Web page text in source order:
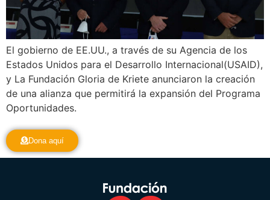
El gobierno de EE.UU., a través de su Agencia de los
Estados Unidos para el Desarrollo Internacional(USAID),
y La Fundación Gloria de Kriete anunciaron la creación
de una alianza que permitirá la expansión del Programa
Oportunidades.
Dona aquí